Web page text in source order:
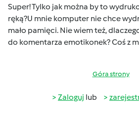
Super! Tylko jak można by to
ręką?U mnie komputer nie chce
mało pamięci. Nie wiem też,
do komentarza emotikonek? Coś z
Góra strony
Zaloguj lub